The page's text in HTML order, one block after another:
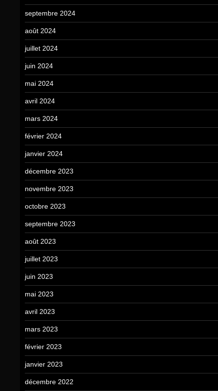
septembre 2024
août 2024
juillet 2024
juin 2024
mai 2024
avril 2024
mars 2024
février 2024
janvier 2024
décembre 2023
novembre 2023
octobre 2023
septembre 2023
août 2023
juillet 2023
juin 2023
mai 2023
avril 2023
mars 2023
février 2023
janvier 2023
décembre 2022